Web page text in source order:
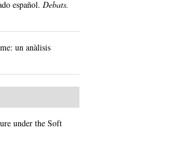
español. Debats.
un anàlisis
under the Soft